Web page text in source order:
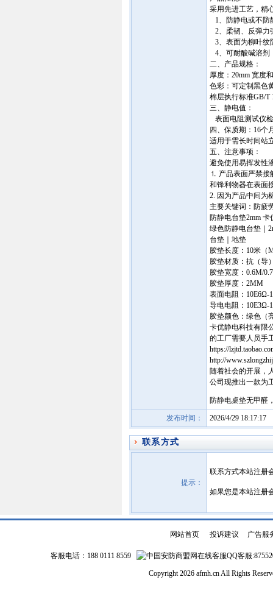
采用先进工艺，精
1、防静电或不防
2、柔韧、反弹力
3、表面为柳叶纹
4、可耐酸碱溶剂
二、产品规格：
厚度：20mm 宽度
色彩：可定制黑色
棉层执行标准GB/T
三、静电值：
表面电阻测试仪
四、保质期：16个
适用于需长时间站
五、注意事项：
避免使用易挥发性
⒈ 产品表面严禁接
和锋利物器在表面
2. 因为产品中间为
主要关键词：防疲
防静电台垫2mm
绿色防静电台垫｜
台垫｜地垫
胶垫长度：10米（
胶垫材质：抗（导
胶垫宽度：0.6M/
胶垫厚度：2MM
表面电阻：10E6Ω-
导电电阻：10E3Ω-
胶垫颜色：绿色（
卡优静电科技有限
的工厂需要人员手
https://
http://
随着社会的开展，
公司现推出一款为
防静电桌垫无甲醛
发布时间： 2026/4/29 18:17:17
联系方式
提示：
联系方式本站注册
如果您是本站注册
网站首页| 投诉建议 广告服
客服电话：188 0111 8559 QQ客服
Copyright 2026 afmh.cn All Rights